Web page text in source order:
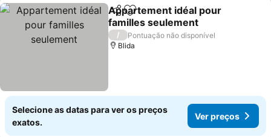
PartilharAdicionar aos favoritos
Appartement idéal pour
familles seulement
Ver preços
/
Pontuação não disponível
Blida
Selecione as datas para ver os preços
exatos.
Ver preços